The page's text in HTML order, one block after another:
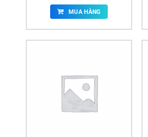
MUA HÀNG